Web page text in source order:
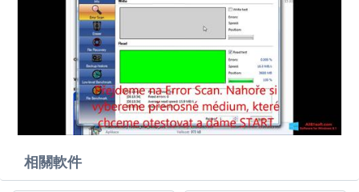
相關軟件